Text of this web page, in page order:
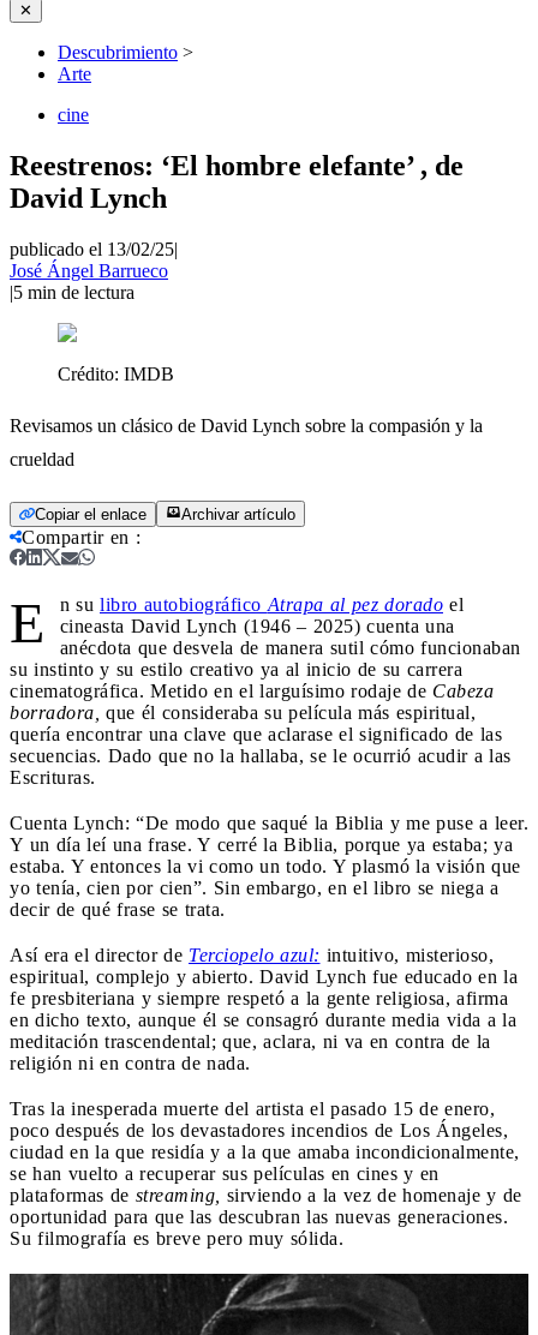
✕
Descubrimiento >
Arte
cine
Reestrenos: ‘El hombre elefante’ , de
David Lynch
publicado el 13/02/25|
José Ángel Barrueco
|5 min de lectura
Crédito: IMDB
Revisamos un clásico de David Lynch sobre la compasión y la
crueldad
Copiar el enlace Archivar artículo
Compartir en :
E n su libro autobiográfico Atrapa al pez dorado el
cineasta David Lynch (1946 – 2025) cuenta una
anécdota que desvela de manera sutil cómo funcionaban
su instinto y su estilo creativo ya al inicio de su carrera
cinematográfica. Metido en el larguísimo rodaje de Cabeza
borradora, que él consideraba su película más espiritual,
quería encontrar una clave que aclarase el significado de las
secuencias. Dado que no la hallaba, se le ocurrió acudir a las
Escrituras.
Cuenta Lynch: “De modo que saqué la Biblia y me puse a leer.
Y un día leí una frase. Y cerré la Biblia, porque ya estaba; ya
estaba. Y entonces la vi como un todo. Y plasmó la visión que
yo tenía, cien por cien”. Sin embargo, en el libro se niega a
decir de qué frase se trata.
Así era el director de Terciopelo azul: intuitivo, misterioso,
espiritual, complejo y abierto. David Lynch fue educado en la
fe presbiteriana y siempre respetó a la gente religiosa, afirma
en dicho texto, aunque él se consagró durante media vida a la
meditación trascendental; que, aclara, ni va en contra de la
religión ni en contra de nada.
Tras la inesperada muerte del artista el pasado 15 de enero,
poco después de los devastadores incendios de Los Ángeles,
ciudad en la que residía y a la que amaba incondicionalmente,
se han vuelto a recuperar sus películas en cines y en
plataformas de streaming, sirviendo a la vez de homenaje y de
oportunidad para que las descubran las nuevas generaciones.
Su filmografía es breve pero muy sólida.